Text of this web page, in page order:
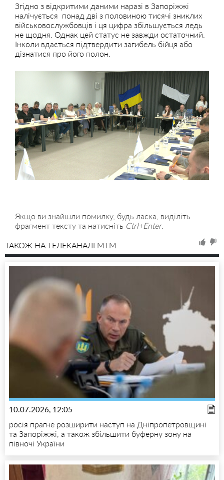
Згідно з відкритими даними наразі в Запоріжжі
налічується понад дві з половиною тисячі зниклих
військовослужбовців і ця цифра збільшується ледь
не щодня. Однак цей статус не завжди остаточний.
Інколи вдається підтвердити загибель бійця або
дізнатися про його полон.
Якщо ви знайшли помилку, будь ласка, виділіть
фрагмент тексту та натисніть Ctrl+Enter.
ТАКОЖ НА ТЕЛЕКАНАЛІ MTM
10.07.2026, 12:05
росія прагне розширити наступ на Дніпропетровщині
та Запоріжжі, а також збільшити буферну зону на
півночі України